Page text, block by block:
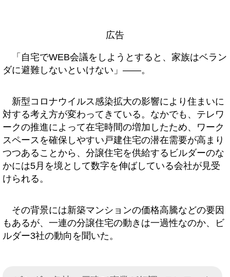
広告
「自宅でWEB会議をしようとすると、家族はベラン
ダに避難しないといけない」――。
新型コロナウイルス感染拡大の影響により住まいに
対する考え方が変わってきている。なかでも、テレワ
ークの推進によって在宅時間の増加したため、ワーク
スペースを確保しやすい戸建住宅の潜在需要が高まり
つつあることから、分譲住宅を供給するビルダーのな
かには5月を境として数字を伸ばしている会社が見受
けられる。
その背景には新築マンションの価格高騰などの要因
もあるが、一連の分譲住宅の動きは一過性なのか、ビ
ルダー3社の動向を聞いた。